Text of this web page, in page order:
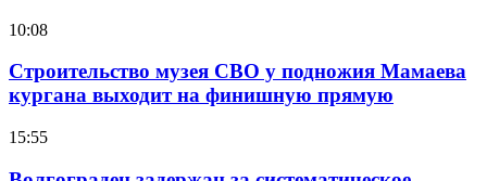
10:08
Строительство музея СВО у подножия Мамаева
кургана выходит на финишную прямую
15:55